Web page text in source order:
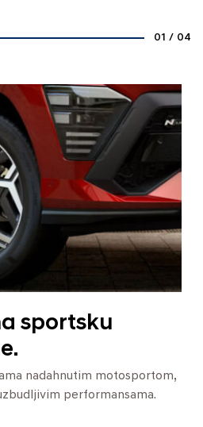
01 / 04
sportsku
nadahnutim motosportom,
performansama.